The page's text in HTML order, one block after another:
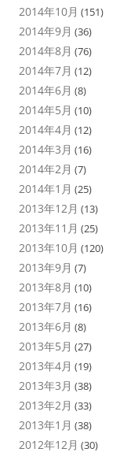
2014年10月 (151)
2014年9月 (36)
2014年8月 (76)
2014年7月 (12)
2014年6月 (8)
2014年5月 (10)
2014年4月 (12)
2014年3月 (16)
2014年2月 (7)
2014年1月 (25)
2013年12月 (13)
2013年11月 (25)
2013年10月 (120)
2013年9月 (7)
2013年8月 (10)
2013年7月 (16)
2013年6月 (8)
2013年5月 (27)
2013年4月 (19)
2013年3月 (38)
2013年2月 (33)
2013年1月 (38)
2012年12月 (30)